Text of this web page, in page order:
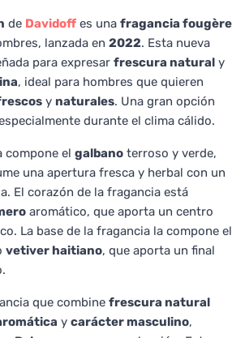
de Davidoff es una fragancia fougère
lanzada en 2022. Esta nueva
para expresar frescura natural y
, ideal para hombres que quieren
y naturales. Una gran opción
durante el clima cálido.
compone el galbano terroso y verde,
una apertura fresca y herbal con un
El corazón de la fragancia está
aromático, que aporta un centro
La base de la fragancia la compone el
vetiver haitiano, que aporta un final
que combine frescura natural
y carácter masculino,